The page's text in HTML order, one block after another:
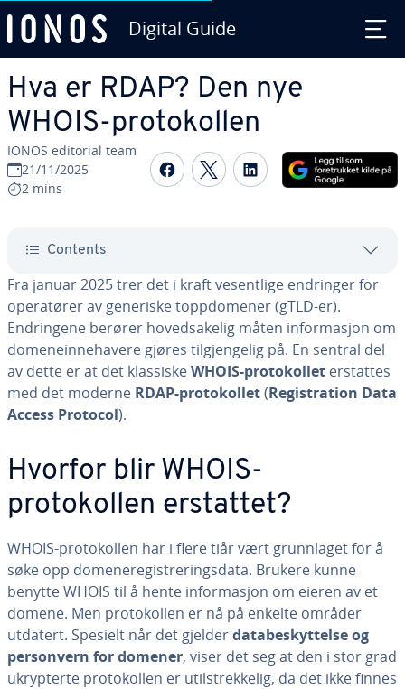
Digital Guide
Hva er RDAP? Den nye
WHOIS-protokollen
IONOS editorial team
21/11/2025
2 mins
Share on Facebook
Share on Twitter
Share on
Contents
Fra januar 2025 trer det i kraft vesentlige endringer for
operatører av generiske toppdomener (gTLD-er).
Endringene berører hovedsakelig måten informasjon om
domeneinnehavere gjøres tilgjengelig på. En sentral del
av dette er at det klassiskeWHOIS-protokollet erstattes
med det moderne RDAP-protokollet(Registration Data
Access Protocol).
Hvorfor blir WHOIS-
protokollen erstattet?
WHOIS-protokollen har i flere tiår vært grunnlaget for å
søke opp domeneregistreringsdata. Brukere kunne
benytte WHOIS til å hente informasjon om eieren av et
domene. Men protokollen er nå på enkelte områder
utdatert. Spesielt når det gjelderdatabeskyttelse og
personvern for domener, viser det seg at den i stor grad
ukrypterte protokollen er utilstrekkelig, da det ikke finnes